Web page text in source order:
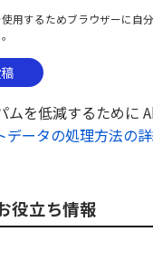
用するためブラウザーに自
ムを低減するために
データの処理方法の
役立ち情報